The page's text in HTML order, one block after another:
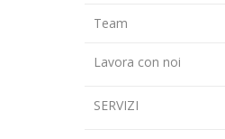
Team
Lavora con noi
SERVIZI